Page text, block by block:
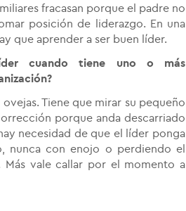
fracasan porque el padre no
posición de liderazgo. En una
que aprender a ser buen líder.
cuando tiene uno o más
Tiene que mirar su pequeño
porque anda descarriado
necesidad de que el líder ponga
nunca con enojo o perdiendo el
vale callar por el momento a